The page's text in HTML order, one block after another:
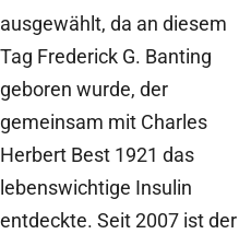
ausgewählt, da an diesem
Tag Frederick G. Banting
geboren wurde, der
gemeinsam mit Charles
Herbert Best 1921 das
lebenswichtige Insulin
entdeckte. Seit 2007 ist der